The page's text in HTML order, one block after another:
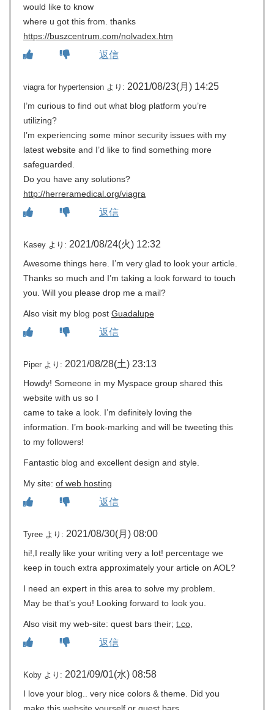
would like to know
where u got this from. thanks
https://buszcentrum.com/nolvadex.htm
返信
viagra for hypertension より: 2021/08/23(月) 14:25
I’m curious to find out what blog platform you’re
utilizing?
I’m experiencing some minor security issues with my
latest website and I’d like to find something more
safeguarded.
Do you have any solutions?
http://herreramedical.org/viagra
返信
Kasey より: 2021/08/24(火) 12:32
Awesome things here. I’m very glad to look your article.
Thanks so much and I’m taking a look forward to touch
you. Will you please drop me a mail?
Also visit my blog post Guadalupe
返信
Piper より: 2021/08/28(土) 23:13
Howdy! Someone in my Myspace group shared this
website with us so I
came to take a look. I’m definitely loving the
information. I’m book-marking and will be tweeting this
to my followers!
Fantastic blog and excellent design and style.
My site: of web hosting
返信
Tyree より: 2021/08/30(月) 08:00
hi!,I really like your writing very a lot! percentage we
keep in touch extra approximately your article on AOL?
I need an expert in this area to solve my problem.
May be that’s you! Looking forward to look you.
Also visit my web-site: quest bars their; t.co
返信
Koby より: 2021/09/01(水) 08:58
I love your blog.. very nice colors & theme. Did you
make this website yourself or quest bars